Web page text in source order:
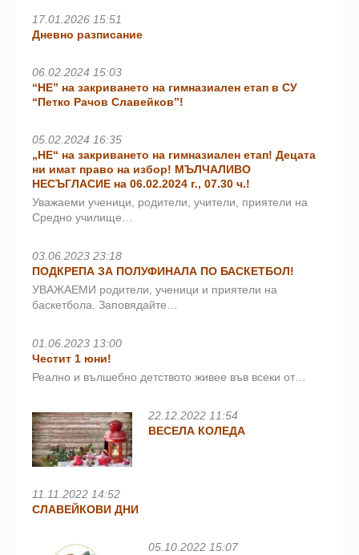
17.01.2026 15:51
Дневно разписание
06.02.2024 15:03
“НЕ” на закриването на гимназиален етап в СУ
“Петко Рачов Славейков”!
05.02.2024 16:35
„НЕ“ на закриването на гимназиален етап! Децата
ни имат право на избор! МЪЛЧАЛИВО
НЕСЪГЛАСИЕ на 06.02.2024 г., 07.30 ч.!
Уважаеми ученици, родители, учители, приятели на
Средно училище…
03.06.2023 23:18
ПОДКРЕПА ЗА ПОЛУФИНАЛА ПО БАСКЕТБОЛ!
УВАЖАЕМИ родители, ученици и приятели на
баскетбола. Заповядайте…
01.06.2023 13:00
Честит 1 юни!
Реално и вълшебно детството живее във всеки от…
22.12.2022 11:54
ВЕСЕЛА КОЛЕДА
11.11.2022 14:52
СЛАВЕЙКОВИ ДНИ
05.10.2022 15:07